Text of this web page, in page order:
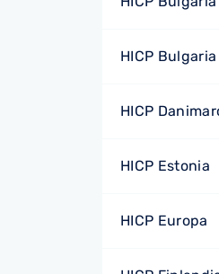
HICP Bulgaria
HICP
HICP Estonia
HICP Europa